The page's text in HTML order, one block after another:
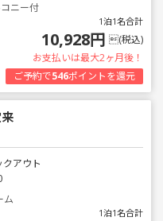
ニー付
1泊1名合計
10,928円 (税込)
お支払いは最大2ヶ月後！
ご予約で546ポイントを還元
アウト
ム
1泊1名合計